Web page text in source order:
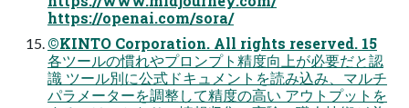
https://openai.com/sora/
©KINTO Corporation. All rights reserved. 15
各ツールの慣れやプロンプト精度向上が必要だと認
識 ツール別に公式ドキュメントを読み込み、マルチ
パラメーターを調整して精度の高い アウトプットを